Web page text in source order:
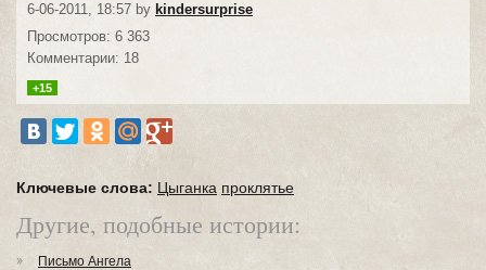
6-06-2011, 18:57 by kindersurprise
Просмотров: 6 363
Комментарии: 18
+15
Ключевые слова: Цыганка проклятье
Другие, подобные истории:
Письмо Ангела